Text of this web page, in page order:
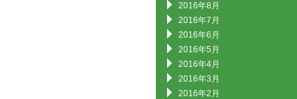
2016年8月
2016年7月
2016年6月
2016年5月
2016年4月
2016年3月
2016年2月